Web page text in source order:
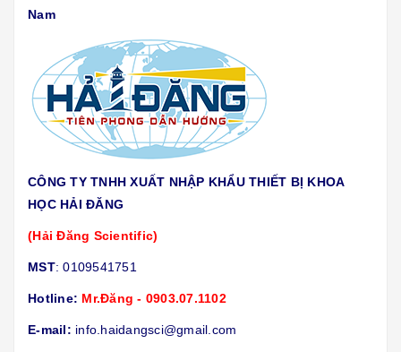
Nam
CÔNG TY TNHH XUẤT NHẬP KHẨU THIẾT BỊ KHOA
HỌC HẢI ĐĂNG
(Hải Đăng Scientific)
MST: 0109541751
Hotline: Mr.Đăng - 0903.07.1102
E-mail: info.haidangsci@gmail.com